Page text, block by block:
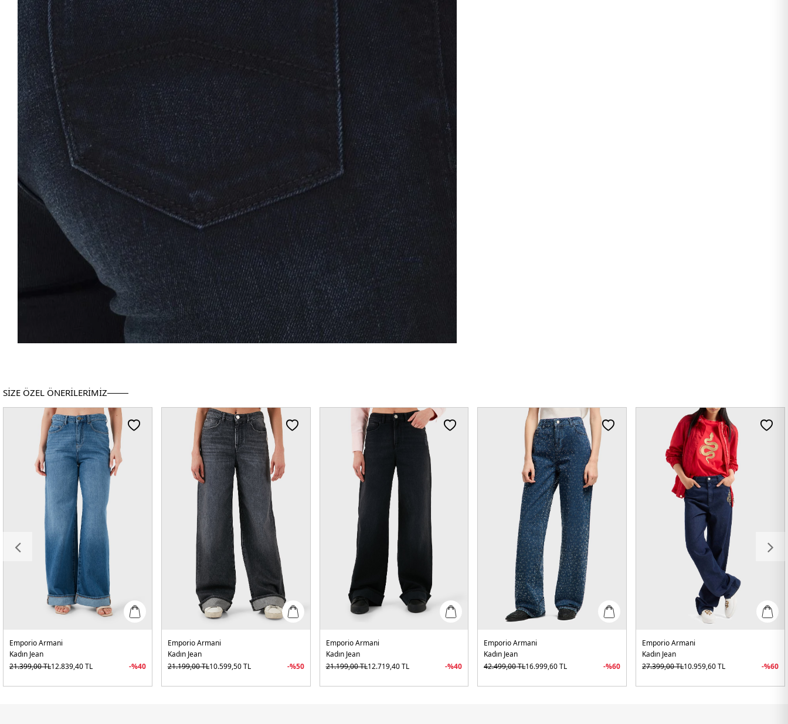
SİZE ÖZEL ÖNERİLERİMİZ
Emporio Armani
Kadın Jean
21.399,00TL12.839,40TL -%40
Emporio Armani
Kadın Jean
21.199,00TL10.599,50TL -%50
Emporio Armani
Kadın Jean
21.199,00TL12.719,40TL -%40
Emporio Armani
Kadın Jean
42.499,00TL16.999,60TL -%60
Emporio Armani
Kadın Jean
27.399,00TL10.959,60TL -%60